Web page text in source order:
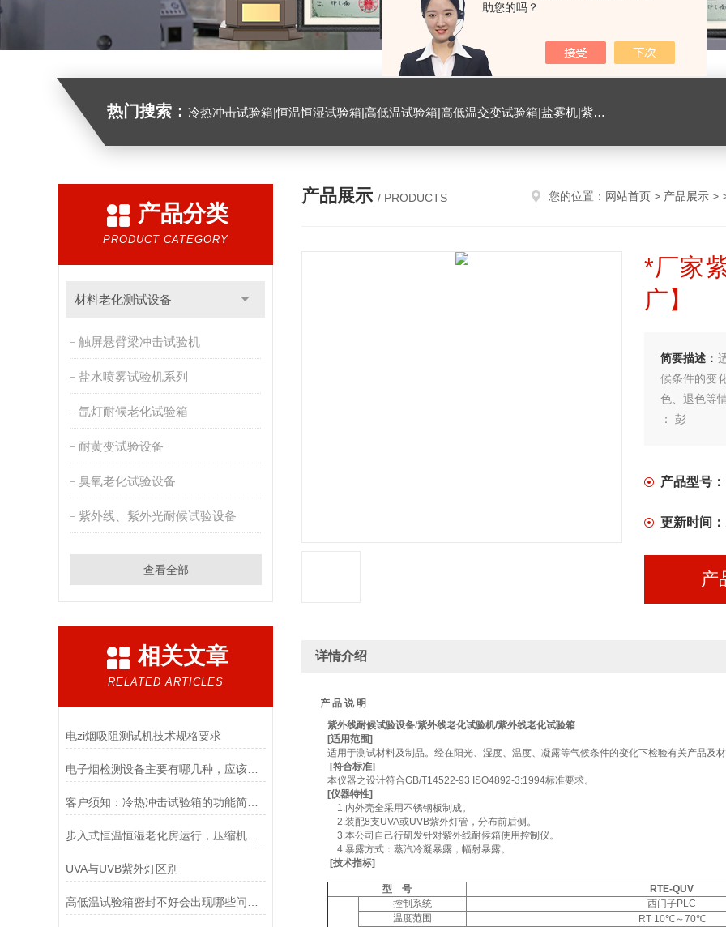
助您的吗？
热门搜索： 冷热冲击试验箱|恒温恒湿试验箱|高低温试验箱|高低温交变试验箱|盐雾机|紫外线试验机|淋雨试验箱|臭氧试验箱|振动试验台|ESD测试仪|恒温恒湿试验室|氙灯老化试验箱|砂尘试验箱|手机微跌落试验机|手机扭转试验机
产品分类
PRODUCT CATEGORY
材料老化测试设备
触屏悬臂梁冲击试验机
盐水喷雾试验机系列
氙灯耐候老化试验箱
耐黄变试验设备
臭氧老化试验设备
紫外线、紫外光耐候试验设备
查看全部
相关文章
RELATED ARTICLES
电zi烟吸阻测试机技术规格要求
电子烟检测设备主要有哪几种，应该怎么选择
客户须知：冷热冲击试验箱的功能简介和安装准备条件阐述
步入式恒温恒湿老化房运行，压缩机发烫正常吗？
UVA与UVB紫外灯区别
产品展示 / PRODUCTS 您的位置： 网站首页 > 产品展示 >
*厂家
广】
简要描述：
候条件的变
色、退色等情
： 彭
产品型号：
更新时间：
产
详情介绍
产 品 说 明
紫外线耐候试验设备/紫外线老化试验机/紫外线老化试验箱
[适用范围]
适用于测试材料及制品。经在阳光、湿度、温度、凝露等气候条件的变化下检验有关产品及
[符合标准]
本仪器之设计符合GB/T14522-93 ISO4892-3:1994标准要求。
[仪器特性]
1.内外壳全采用不锈钢板制成。
2.装配8支UVA或UVB紫外灯管，分布前后侧。
3.本公司自己行研发针对紫外线耐候箱使用控制仪。
4.暴露方式：蒸汽冷凝暴露，幅射暴露。
[技术指标]
型 号 RTE-QUV
控制系统
西门子PLC
温度范围
RT 10℃～70℃